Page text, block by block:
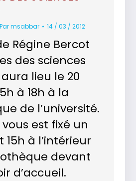
Parmsabbar 14 / 03 / 2012
Régine Bercot
des sciences
lieu le 20
à 18h à la
de l’université.
est fixé un
à l’intérieur
devant
d’accueil.